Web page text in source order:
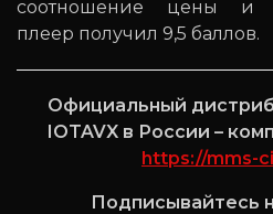
соотношение цены и
плеер получил 9,5 баллов.
Официальный
IOTAVX в России –
https://mms-
Подписывайтесь